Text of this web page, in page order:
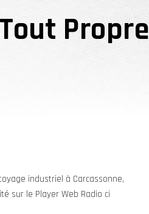
Propre
industriel à Carcassonne,
sur le Player Web Radio ci